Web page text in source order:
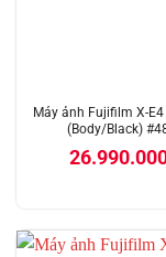
Máy ảnh Fujifilm X-
(Body/Black)